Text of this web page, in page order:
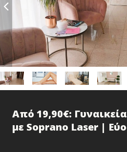
Από 19,90€:
με Soprano Laser |